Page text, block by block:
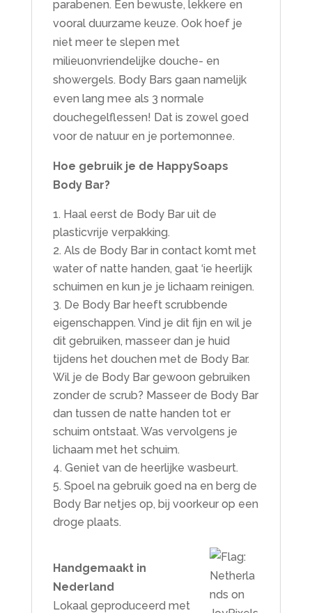
parabenen. Een bewuste, lekkere en
vooral duurzame keuze. Ook hoef je
niet meer te slepen met
milieuonvriendelijke douche- en
showergels. Body Bars gaan namelijk
even lang mee als 3 normale
douchegelflessen! Dat is zowel goed
voor de natuur en je portemonnee.
Hoe gebruik je de HappySoaps
Body Bar?
Haal eerst de Body Bar uit de
plasticvrije verpakking.
Als de Body Bar in contact komt met
water of natte handen, gaat ‘ie heerlijk
schuimen en kun je je lichaam reinigen.
De Body Bar heeft scrubbende
eigenschappen. Vind je dit fijn en wil je
dit gebruiken, masseer dan je huid
tijdens het douchen met de Body Bar.
Wil je de Body Bar gewoon gebruiken
zonder de scrub? Masseer de Body Bar
dan tussen de natte handen tot er
schuim ontstaat. Was vervolgens je
lichaam met het schuim.
Geniet van de heerlijke wasbeurt.
Spoel na gebruik goed na en berg de
Body Bar netjes op, bij voorkeur op een
droge plaats.
Handgemaakt in
Nederland
Lokaal geproduceerd met